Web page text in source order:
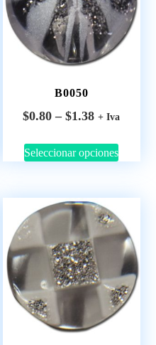
B0050
$0.80 – $1.38 + Iva
Seleccionar opciones